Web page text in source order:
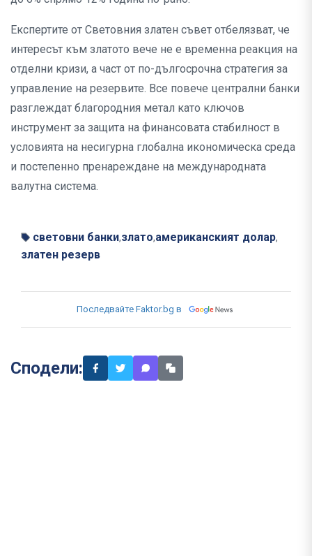
Експертите от Световния златен съвет отбелязват, че
интересът към златото вече не е временна реакция на
отделни кризи, а част от по-дългосрочна стратегия за
управление на резервите. Все повече централни банки
разглеждат благородния метал като ключов
инструмент за защита на финансовата стабилност в
условията на несигурна глобална икономическа среда
и постепенно пренареждане на международната
валутна система.
световни банки,злато,американският долар,
златен резерв
Последвайте Faktor.bg в
Сподели: